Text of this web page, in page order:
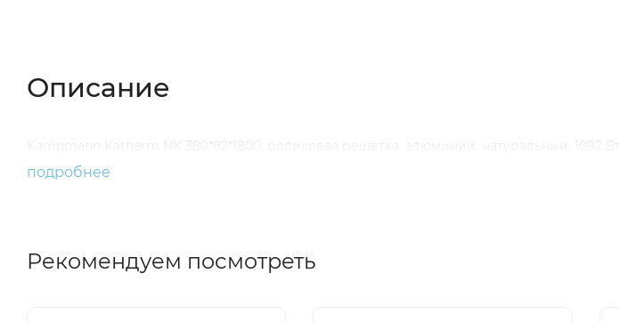
Описание
Kampmann Katherm NK 380*92*1800, роликовая решётка, алюминий, натуральный, 1092 Вт
подробнее
Рекомендуем посмотреть